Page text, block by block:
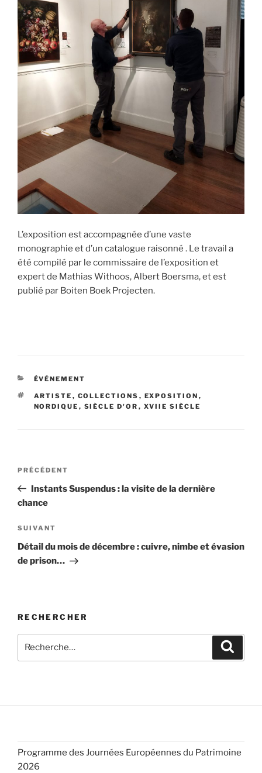
L’exposition est accompagnée d’une vaste
monographie et d’un catalogue raisonné . Le travail a
été compilé par le commissaire de l’exposition et
expert de Mathias Withoos, Albert Boersma, et est
publié par Boiten Boek Projecten.
CATÉGORIES
ÉVÉNEMENT
ÉTIQUETTES
ARTISTE , COLLECTIONS , EXPOSITION ,
NORDIQUE , SIÈCLE D'OR , XVIIE SIÈCLE
Navigation
l’article
Article
précédent
PRÉCÉDENT
Instants Suspendus : la visite de la dernière
chance
Article
suivant
SUIVANT
Détail du mois de décembre : cuivre, nimbe et évasion
de prison…
RECHERCHER
pour
Programme des Journées Européennes du Patrimoine
2026